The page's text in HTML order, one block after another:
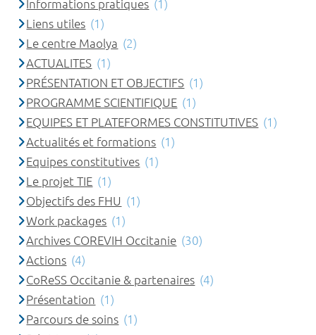
Informations pratiques (1)
Liens utiles (1)
Le centre Maolya (2)
ACTUALITES (1)
PRÉSENTATION ET OBJECTIFS (1)
PROGRAMME SCIENTIFIQUE (1)
EQUIPES ET PLATEFORMES CONSTITUTIVES (1)
Actualités et formations (1)
Equipes constitutives (1)
Le projet TIE (1)
Objectifs des FHU (1)
Work packages (1)
Archives COREVIH Occitanie (30)
Actions (4)
CoReSS Occitanie & partenaires (4)
Présentation (1)
Parcours de soins (1)